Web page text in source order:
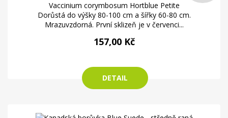
Vaccinium corymbosum Hortblue Petite
Dorůstá do výšky 80-100 cm a šířky 60-80 cm.
Mrazuvzdorná. První sklizeň je v červenci...
157,00 Kč
DETAIL